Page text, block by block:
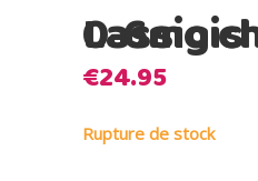
Lassig chausson 0-6mois
€24.95
Rupture de stock